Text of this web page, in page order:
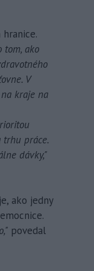
tom, ako
V
kraje na
práce.
dávky,"
ako jedny
povedal